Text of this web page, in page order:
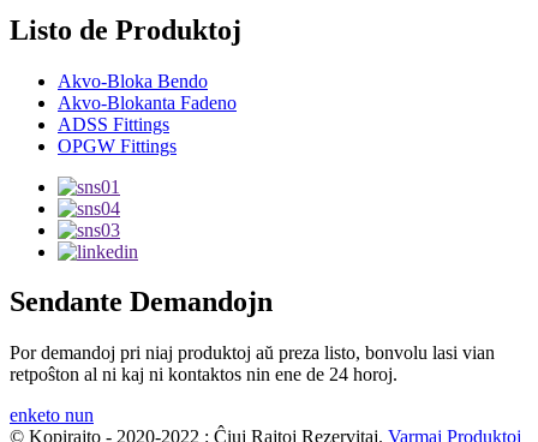
Listo de Produktoj
Akvo-Bloka Bendo
Akvo-Blokanta Fadeno
ADSS Fittings
OPGW Fittings
Sendante Demandojn
Por demandoj pri niaj produktoj aŭ preza listo, bonvolu lasi vian
retpoŝton al ni kaj ni kontaktos nin ene de 24 horoj.
enketo nun
© Kopirajto - 2020-2022 : Ĉiuj Rajtoj Rezervitaj. Varmaj Produktoj